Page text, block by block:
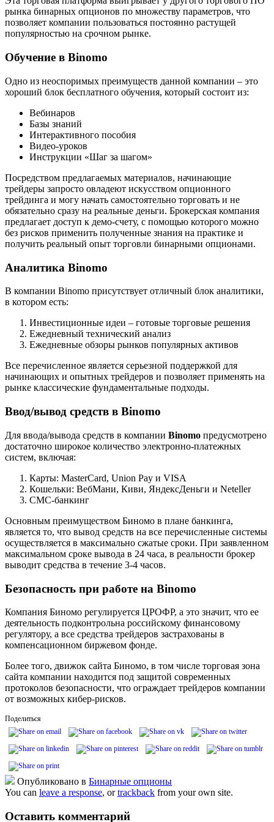
рынка бинарных опционов по множеству параметров, что
позволяет компании пользоваться постоянно растущей
популярностью на срочном рынке.
Обучение в Binomo
Одно из неоспоримых преимуществ данной компании – это
хороший блок бесплатного обучения, который состоит из:
Вебинаров
Базы знаний
Интерактивного пособия
Видео-уроков
Инструкции «Шаг за шагом»
Посредством предлагаемых материалов, начинающие
трейдеры запросто овладеют искусством опционного
трейдинга и могу начать самостоятельно торговать и не
обязательно сразу на реальные деньги. Брокерская компания
предлагает доступ к демо-счету, с помощью которого можно
без рисков применить полученные знания на практике и
получить реальный опыт торговли бинарными опционами.
Аналитика Binomo
В компании Binomo присутствует отличный блок аналитики,
в котором есть:
Инвестиционные идеи – готовые торговые решения
Ежедневный технический анализ
Ежедневные обзоры рынков популярных активов
Все перечисленное является серьезной поддержкой для
начинающих и опытных трейдеров и позволяет применять на
рынке классические фундаментальные подходы.
Ввод/вывод средств в Binomo
Для ввода/вывода средств в компании Binomo предусмотрено
достаточно широкое количество электронно-платежных
систем, включая:
Карты: MasterCard, Union Pay и VISA
Кошельки: ВебМани, Киви, ЯндексДеньги и Neteller
СМС-банкинг
Основным преимуществом Биномо в плане банкинга,
является то, что вывод средств на все перечисленные системы
осуществляется в максимально сжатые сроки. При заявленном
максимальном сроке вывода в 24 часа, в реальности брокер
выводит средства в течение 3-4 часов.
Безопасность при работе на Binomo
Компания Биномо регулируется ЦРОФР, а это значит, что ее
деятельность подконтрольна российскому финансовому
регулятору, а все средства трейдеров застрахованы в
компенсационном биржевом фонде.
Более того, движок сайта Биномо, в том числе торговая зона
сайта компании находится под защитой современных
протоколов безопасности, что ограждает трейдеров компании
от возможных кибер-рисков.
Поделиться
Опубликовано в Бинарные опционы
You can leave a response, ortrackback from your own site.
Оставить комментарий